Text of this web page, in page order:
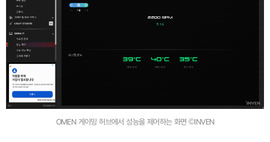
OMEN 게이밍 허브에서 성능을 제어하는 화면 ©INVEN